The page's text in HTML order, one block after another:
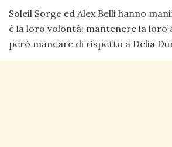
Soleil Sorge ed Alex Belli hanno
è la loro volontà: mantenere la loro
però mancare di rispetto a Delia